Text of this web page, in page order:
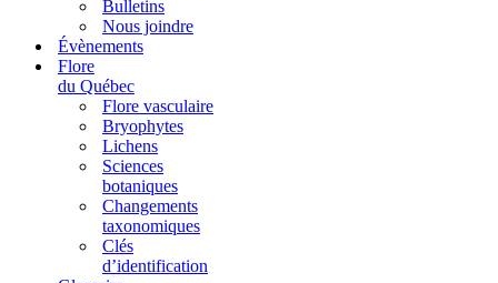
Bulletins
Nous joindre
Évènements
Flore
du Québec
Flore vasculaire
Bryophytes
Lichens
Sciences
botaniques
Changements
taxonomiques
Clés
d’identification